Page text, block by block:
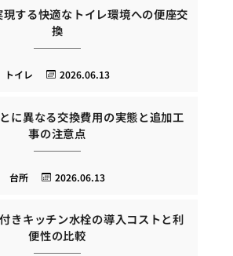
する快適なトイレ環境への便座交
換
2026.06.13
トイレ
に異なる交換費用の実態と追加工
事の注意点
2026.06.13
台所
きキッチン水栓の導入コストと利
便性の比較